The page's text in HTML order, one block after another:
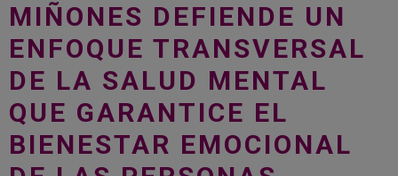
MIÑONES DEFIENDE UN
ENFOQUE TRANSVERSAL
DE LA SALUD MENTAL
QUE GARANTICE EL
BIENESTAR EMOCIONAL